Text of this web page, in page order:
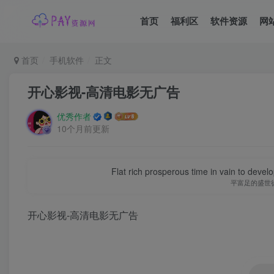
首页 福利区 软件资源 网
首页 手机软件 正文
开心影视-高清电影无广告
优秀作者
10个月前更新
Flat rich prosperous time in vain to
平富足的盛世
开心影视-高清电影无广告